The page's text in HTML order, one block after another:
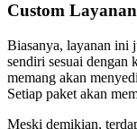
Custom Layanan
Biasanya, layanan ini
sendiri sesuai dengan
memang akan
Setiap paket akan
Meski demikian,